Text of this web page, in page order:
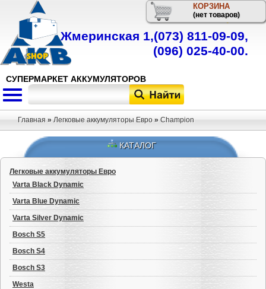
КОРЗИНА
(нет товаров)
СУПЕРМАРКЕТ АККУМУЛЯТОРОВ
Телефон
Жмеринская 1,(073) 811-09-09,
(096) 025-40-00.
Главная » Легковые аккумуляторы Евро » Champion
КАТАЛОГ
Легковые аккумуляторы Евро
Varta Black Dynamic
Varta Blue Dynamic
Varta Silver Dynamic
Bosch S5
Bosch S4
Bosch S3
Westa